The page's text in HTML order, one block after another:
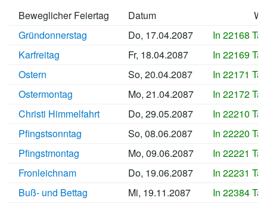
Beweglicher Feiertag
Datum
Gründonnerstag
Do, 17.04.2087
In 22168
Karfreitag
Fr, 18.04.2087
In 22169
Ostern
So, 20.04.2087
In 22171
Ostermontag
Mo, 21.04.2087
In 22172
Christi Himmelfahrt
Do, 29.05.2087
In 22210
Pfingstsonntag
So, 08.06.2087
In 22220
Pfingstmontag
Mo, 09.06.2087
In 22221
Fronleichnam
Do, 19.06.2087
In 22231
Buß- und Bettag
Mi, 19.11.2087 In 22384